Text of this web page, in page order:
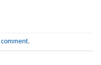
comment.